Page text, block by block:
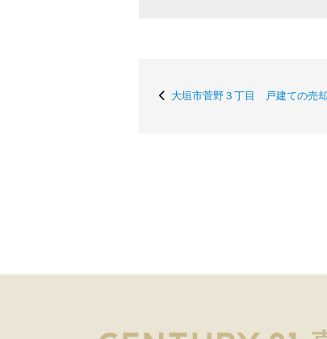
大垣市菅野３丁目 戸建ての売